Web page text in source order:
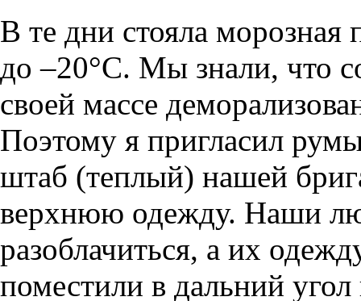
В те дни стояла морозная
до –20°С. Мы знали, что
своей массе
Поэтому я пригласил
штаб (теплый) нашей
верхнюю одежду. Наши
разоблачиться, а их
поместили в дальний